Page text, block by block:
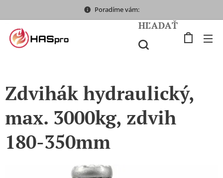
Poradíme vám:
HĽADAŤ
Zdvihák hydraulický,
max. 3000kg, zdvih
180-350mm